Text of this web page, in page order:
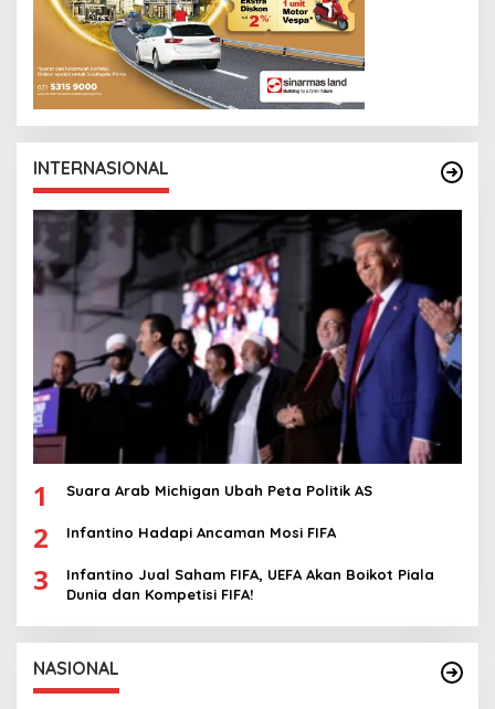
INTERNASIONAL
1 Suara Arab Michigan Ubah Peta Politik AS
2 Infantino Hadapi Ancaman Mosi FIFA
3
Infantino Jual Saham FIFA, UEFA Akan Boikot Piala
Dunia dan Kompetisi FIFA!
NASIONAL